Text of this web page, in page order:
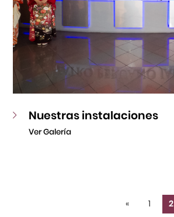
Nuestras instalaciones
Ver Galería
« 1 2